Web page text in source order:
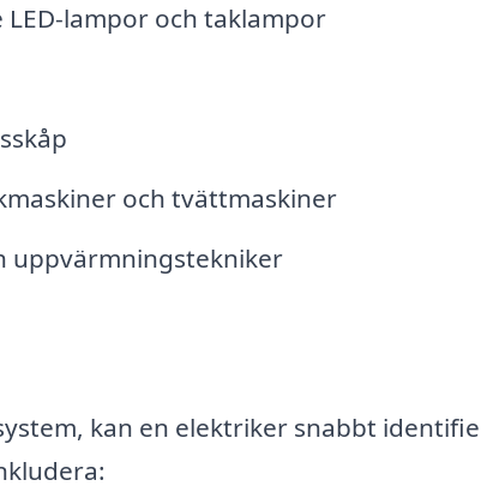
lampor och taklampor
och tvättmaskiner
uppvärmningstekniker
kan en elektriker snabbt